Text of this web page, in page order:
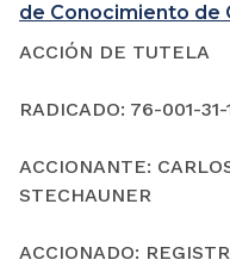
de Conocimiento de
ACCIÓN DE TUTELA
RADICADO: 76-001-
ACCIONANTE:
STECHAUNER
ACCIONADO: